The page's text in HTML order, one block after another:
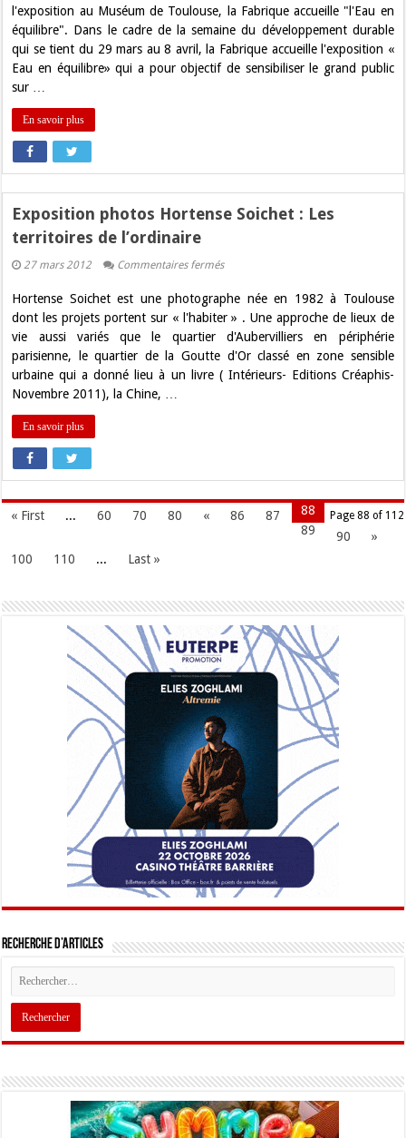
une
exposition
sur
l’Eau
Toulouse
l'exposition au Muséum de Toulouse, la Fabrique accueille "l'Eau en
équilibre". Dans le cadre de la semaine du développement durable
qui se tient du 29 mars au 8 avril, la Fabrique accueille l'exposition «
Eau en équilibre» qui a pour objectif de sensibiliser le grand public
sur …
En savoir plus
Exposition photos Hortense Soichet : Les
territoires de l’ordinaire
27 mars 2012 Commentaires ferméssur
Hortense
Soichet
Les
territoires
l’ordinaire
Hortense Soichet est une photographe née en 1982 à Toulouse
dont les projets portent sur « l'habiter » . Une approche de lieux de
vie aussi variés que le quartier d'Aubervilliers en périphérie
parisienne, le quartier de la Goutte d'Or classé en zone sensible
urbaine qui a donné lieu à un livre ( Intérieurs- Editions Créaphis-
Novembre 2011), la Chine, …
En savoir plus
Page 88 of 112
« First ... 60 70 80 « 86 87
88
89
90
»
100
110 ... Last »
Recherche d’articles